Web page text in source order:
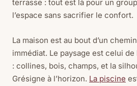
terrasse : tout est là pour un
l’espace sans sacrifier le confort.
La maison est au bout d’un
immédiat. Le paysage est celui
: collines, bois, champs, et la
Grésigne à l’horizon. La piscine